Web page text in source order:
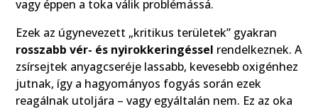
vagy éppen a toka válik problémássá.
Ezek az úgynevezett „kritikus területek” gyakran
rosszabb vér- és nyirokkeringéssel rendelkeznek. A
zsírsejtek anyagcseréje lassabb, kevesebb oxigénhez
jutnak, így a hagyományos fogyás során ezek
reagálnak utoljára – vagy egyáltalán nem. Ez az oka